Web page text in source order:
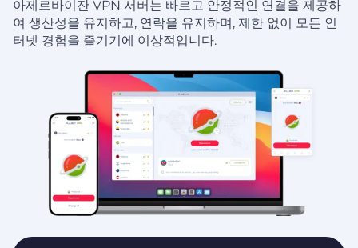
아제르바이잔 VPN 서버는 빠르고 안정적인 연결을 제공하
여 생산성을 유지하고, 연락을 유지하며, 제한 없이 모든 인
터넷 경험을 즐기기에 이상적입니다.